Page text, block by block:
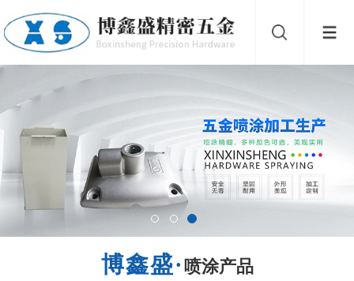
喷涂产品